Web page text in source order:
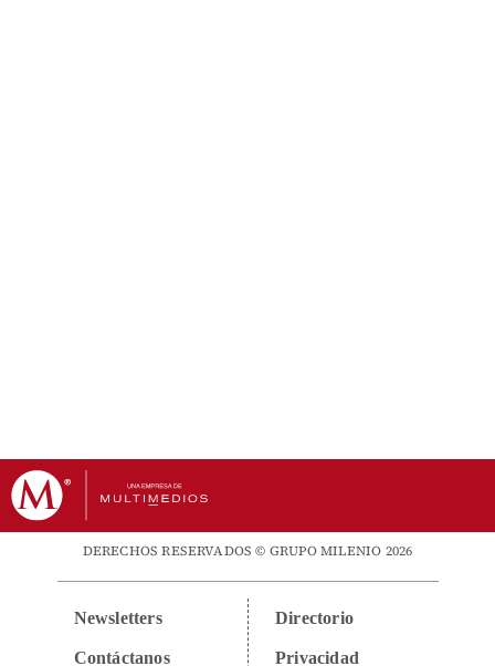
DERECHOS RESERVADOS © GRUPO MILENIO 2026
Newsletters
Contáctanos
Directorio
Privacidad